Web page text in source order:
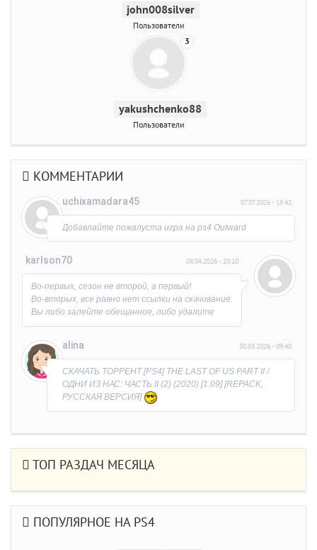
john008silver
Пользователи
3
yakushchenko88
Пользователи
КОММЕНТАРИИ
uchixamadara45 07.07.2026 - 15:42
Добавлайте пожалуста игра на ps4 Outward
karlson70 08.04.2026 - 20:10
Во-первых, сезон не второй, а первый!
Во-вторых, все равно нет ссылки на скачивание.
Вы либо залейте обещанное, либо удалите
раздачу.
причины)))
alina 30.03.2026 - 09:40
СКАЧАТЬ ТОРРЕНТ [PS4] THE LAST OF US PART II /
ОДНИ ИЗ НАС: ЧАСТЬ II (2) (2020) [1.09] [REPACK,
РУССКАЯ ВЕРСИЯ]
ТОП РАЗДАЧ МЕСЯЦА
ПОПУЛЯРНОЕ НА PS4